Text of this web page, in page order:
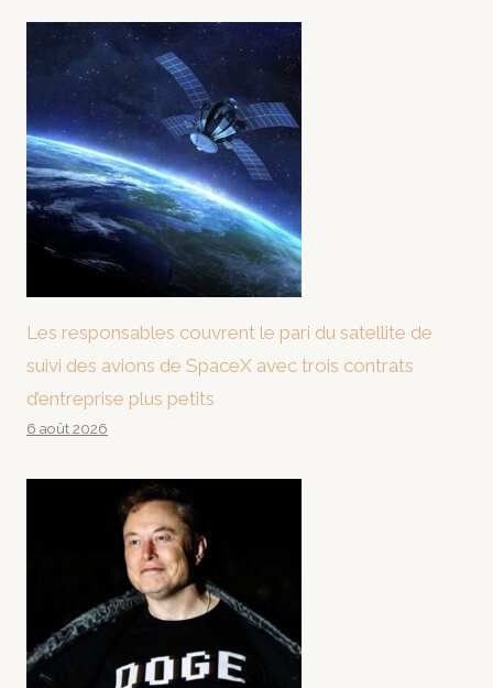
Les responsables couvrent le pari du satellite de
suivi des avions de SpaceX avec trois contrats
d’entreprise plus petits
6 août 2026